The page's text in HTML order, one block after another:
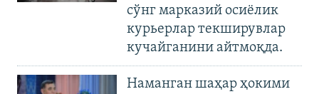
сўнг марказий осиёлик
курьерлар текширувлар
кучайганини айтмоқда.
Наманган шаҳар ҳокими